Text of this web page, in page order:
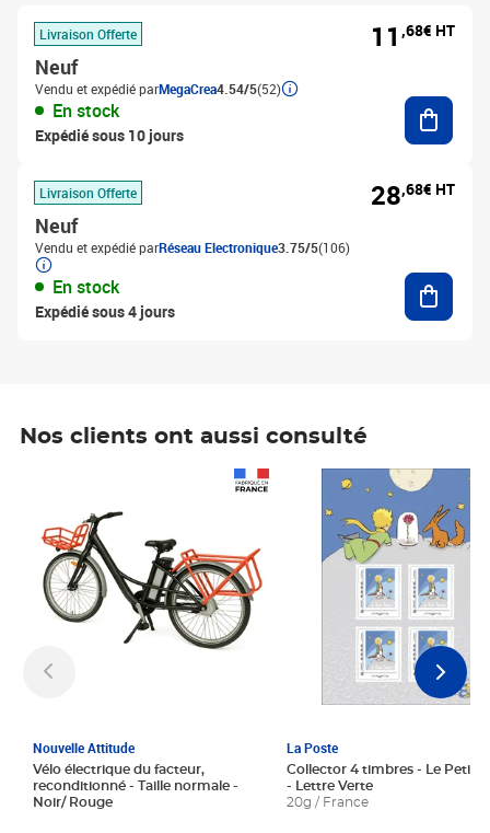
Livraison Offerte
Neuf
Vendu et expédié parMegaCrea4.54/5(52)
En stock
Expédié sous 10 jours
11 ,68€ HT
Livraison Offerte
Neuf
Vendu et expédié parRéseau Electronique3.75/5(106)
En stock
Expédié sous 4 jours
28,68€ HT
Nos clients ont aussi consulté
Nouvelle Attitude
Vélo électrique du facteur,
reconditionné - Taille normale -
Noir/ Rouge
La Poste
Collector 4 timbres - Le Petit
- Lettre Verte
20g / France
Prix 6,25€ HT